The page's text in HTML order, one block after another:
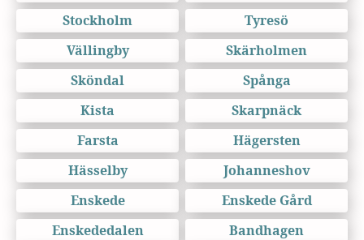
Stockholm
Tyresö
Vällingby
Skärholmen
Sköndal
Spånga
Kista
Skarpnäck
Farsta
Hägersten
Hässelby
Johanneshov
Enskede
Enskede Gård
Enskededalen
Bandhagen